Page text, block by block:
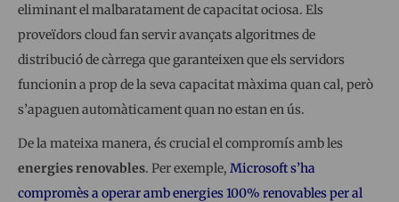
eliminant el malbaratament de capacitat ociosa. Els
proveïdors cloud fan servir avançats algoritmes de
distribució de càrrega que garanteixen que els servidors
funcionin a prop de la seva capacitat màxima quan cal, però
s’apaguen automàticament quan no estan en ús.
De la mateixa manera, és crucial el compromís amb les
energies renovables. Per exemple, Microsoft s’ha
compromès a operar amb energies 100% renovables per al